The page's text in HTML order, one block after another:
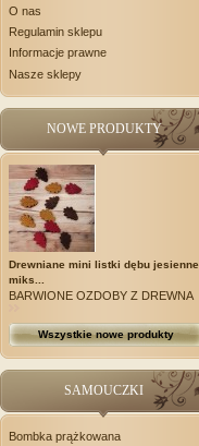
O nas
Regulamin sklepu
Informacje prawne
Nasze sklepy
NOWE PRODUKTY
Drewniane mini listki dębu jesienne
miks...
BARWIONE OZDOBY Z DREWNA
Wszystkie nowe produkty
SAMOUCZKI
Bombka prążkowana